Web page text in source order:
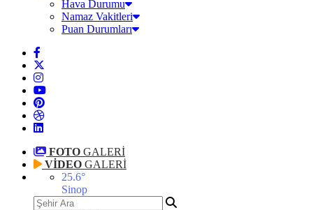
Hava Durumu
Namaz Vakitleri
Puan Durumları
FOTO GALERİ
VİDEO GALERİ
25.6°
Sinop